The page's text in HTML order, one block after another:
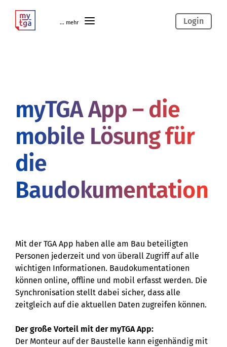
... mehr Login
myTGA App – die
mobile Lösung für
die
Baudokumentation
Mit der TGA App haben alle am Bau beteiligten
Personen jederzeit und von überall Zugriff auf alle
wichtigen Informationen. Baudokumentationen
können online, offline und mobil erfasst werden. Die
Synchronisation stellt dabei sicher, dass alle
zeitgleich auf die aktuellen Daten zugreifen können.
Der große Vorteil mit der myTGA App:
Der Monteur auf der Baustelle kann eigenhändig mit